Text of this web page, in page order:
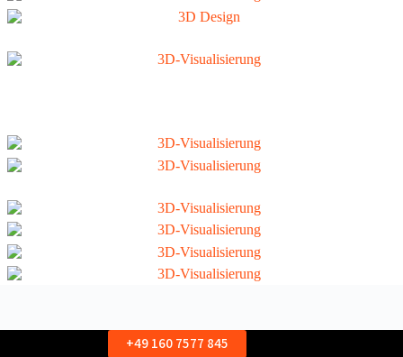
+49 160 7577 845